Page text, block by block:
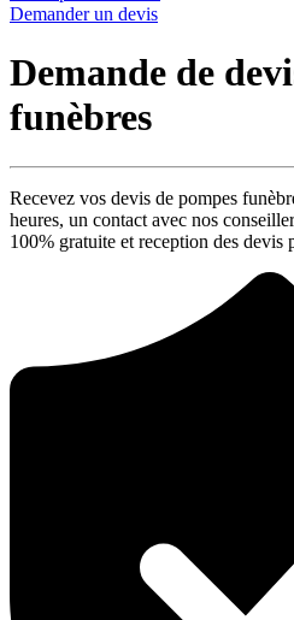
Demander un devis
Demande de
funèbres
Recevez vos devis de pompes
heures, un contact avec nos
100% gratuite et reception des devis